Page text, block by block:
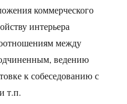
коммерческого
интерьера
между
ведению
к собеседованию с
т.п.